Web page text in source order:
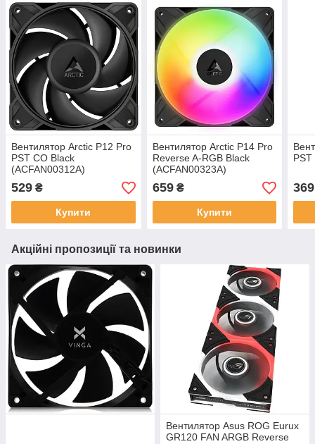
Вентилятор Arctic P12 Pro
PST CO Black
(ACFAN00312A)
529 ₴
Купити
Вентилятор Arctic P14 Pro
Reverse A-RGB Black
(ACFAN00323A)
659₴
Купити
PST
369
Акційні пропозиції та новинки
Вентилятор Asus ROG Eurux
GR120 FAN ARGB Reverse